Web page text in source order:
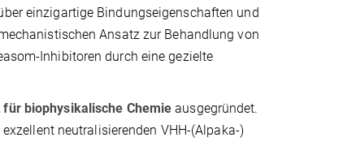
einzigartige Bindungseigenschaften und
Ansatz zur Behandlung von
Inhibitoren durch eine gezielte
biophysikalische Chemie ausgegründet.
neutralisierenden VHH-(Alpaka-)